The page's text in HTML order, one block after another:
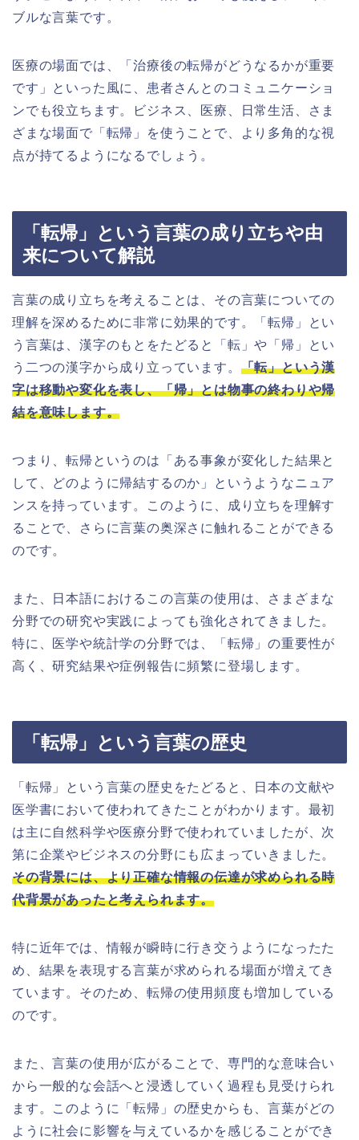
ブルな言葉です。
医療の場面では、「治療後の転帰がどうなるかが重要
です」といった風に、患者さんとのコミュニケーショ
ンでも役立ちます。ビジネス、医療、日常生活、さま
ざまな場面で「転帰」を使うことで、より多角的な視
点が持てるようになるでしょう。
「転帰」という言葉の成り立ちや由
来について解説
言葉の成り立ちを考えることは、その言葉についての
理解を深めるために非常に効果的です。「転帰」とい
う言葉は、漢字のもとをたどると「転」や「帰」とい
う二つの漢字から成り立っています。 「転」という漢
字は移動や変化を表し、「帰」とは物事の終わりや帰
結を意味します。
つまり、転帰というのは「ある事象が変化した結果と
して、どのように帰結するのか」というようなニュア
ンスを持っています。このように、成り立ちを理解す
ることで、さらに言葉の奥深さに触れることができる
のです。
また、日本語におけるこの言葉の使用は、さまざまな
分野での研究や実践によっても強化されてきました。
特に、医学や統計学の分野では、「転帰」の重要性が
高く、研究結果や症例報告に頻繁に登場します。
「転帰」という言葉の歴史
「転帰」という言葉の歴史をたどると、日本の文献や
医学書において使われてきたことがわかります。最初
は主に自然科学や医療分野で使われていましたが、次
第に企業やビジネスの分野にも広まっていきました。
その背景には、より正確な情報の伝達が求められる時
代背景があったと考えられます。
特に近年では、情報が瞬時に行き交うようになったた
め、結果を表現する言葉が求められる場面が増えてき
ています。そのため、転帰の使用頻度も増加している
のです。
また、言葉の使用が広がることで、専門的な意味合い
から一般的な会話へと浸透していく過程も見受けられ
ます。このように「転帰」の歴史からも、言葉がどの
ように社会に影響を与えているかを感じることができ